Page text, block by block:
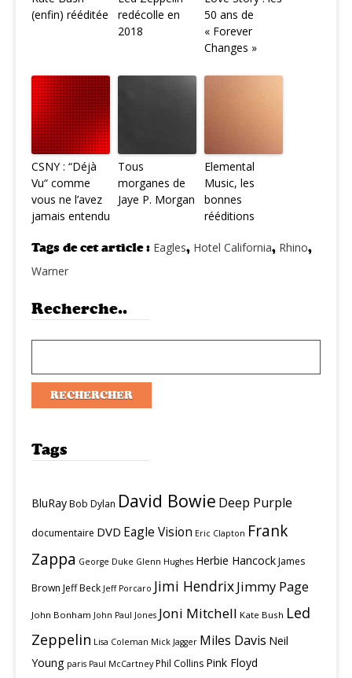
(enfin) rééditée
redécolle en
2018
50 ans de
« Forever
Changes »
CSNY : “Déjà
Vu“ comme
vous ne l’avez
jamais entendu
Tous
morganes de
Jaye P. Morgan
Elemental
Music, les
bonnes
rééditions
Tags de cet article : Eagles, Hotel California, Rhino,
Warner
Recherche..
Tags
BluRayBob Dylan David Bowie Deep Purple
documentaire DVD Eagle Vision Eric Clapton Frank
Zappa George Duke Glenn Hughes Herbie HancockJames
Brown Jeff Beck Jeff Porcaro Jimi HendrixJimmy Page
John Bonham John Paul Jones Joni Mitchell Kate Bush Led
Zeppelin Lisa Coleman Mick Jagger Miles Davis Neil
Young paris Paul McCartney Phil Collins Pink Floyd